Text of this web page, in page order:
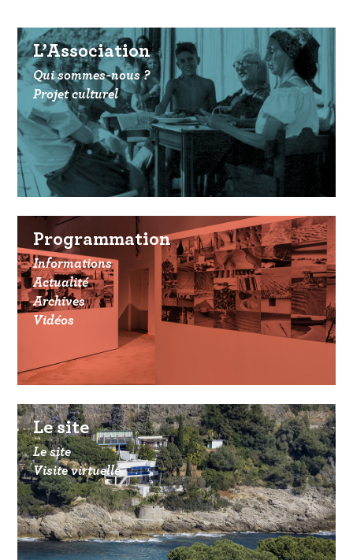
L’Association
Qui sommes-nous ?
Projet culturel
Programmation
Informations
Actualité
Archives
Vidéos
Le site
Le site
Visite virtuelle